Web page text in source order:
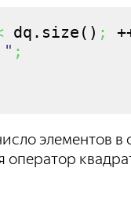
dq. size ( ) ;
;
элементов
оператор